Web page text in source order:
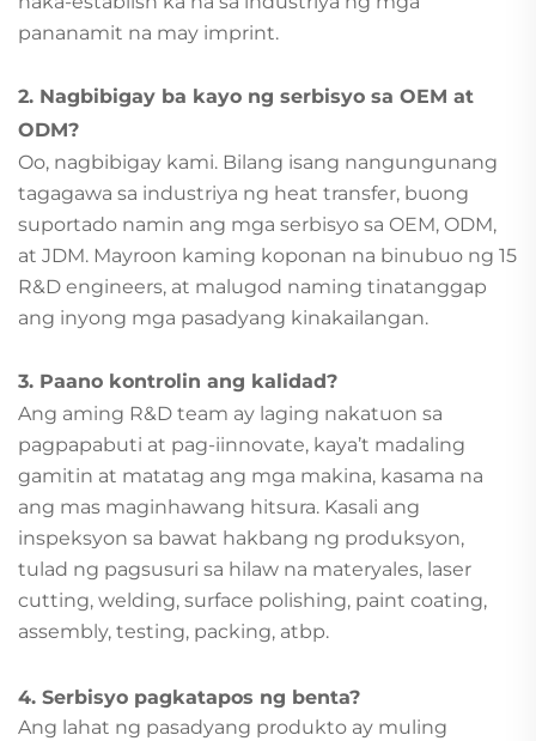
pananamit na may imprint.
2. Nagbibigay ba kayo ng serbisyo sa OEM at
ODM?
Oo, nagbibigay kami. Bilang isang nangungunang
tagagawa sa industriya ng heat transfer, buong
suportado namin ang mga serbisyo sa OEM, ODM,
at JDM. Mayroon kaming koponan na binubuo ng 15
R&D engineers, at malugod naming tinatanggap
ang inyong mga pasadyang kinakailangan.
3. Paano kontrolin ang kalidad?
Ang aming R&D team ay laging nakatuon sa
pagpapabuti at pag-iinnovate, kaya’t madaling
gamitin at matatag ang mga makina, kasama na
ang mas maginhawang hitsura. Kasali ang
inspeksyon sa bawat hakbang ng produksyon,
tulad ng pagsusuri sa hilaw na materyales, laser
cutting, welding, surface polishing, paint coating,
assembly, testing, packing, atbp.
4. Serbisyo pagkatapos ng benta?
Ang lahat ng pasadyang produkto ay muling